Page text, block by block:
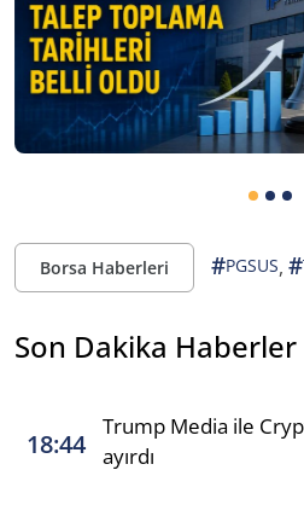
Borsa Haberleri #PGSUS, #
Son Dakika Haberler
18:44
Trump Media ile
ayırdı